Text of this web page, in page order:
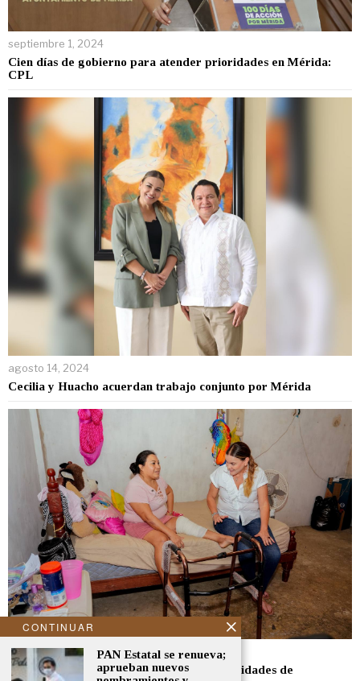
septiembre 1, 2024
Cien días de gobierno para atender prioridades en Mérida:
CPL
agosto 14, 2024
Cecilia y Huacho acuerdan trabajo conjunto por Mérida
agosto 6, 2024
Cecilia, en permanente atención a las necesidades de
CONTINUAR
PAN Estatal se renueva;
aprueban nuevos